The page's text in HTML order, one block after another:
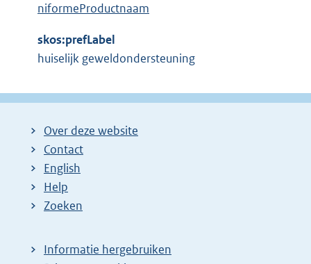
:
n
k
niformeProductnaam
skos:prefLabel
huiselijk geweldondersteuning
Over deze website
Contact
English
Help
Zoeken
Informatie hergebruiken